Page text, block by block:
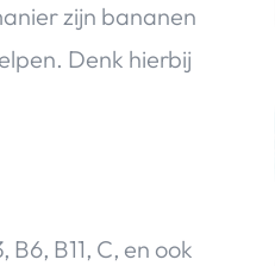
zijn bananen
Denk hierbij
B11, C, en ook